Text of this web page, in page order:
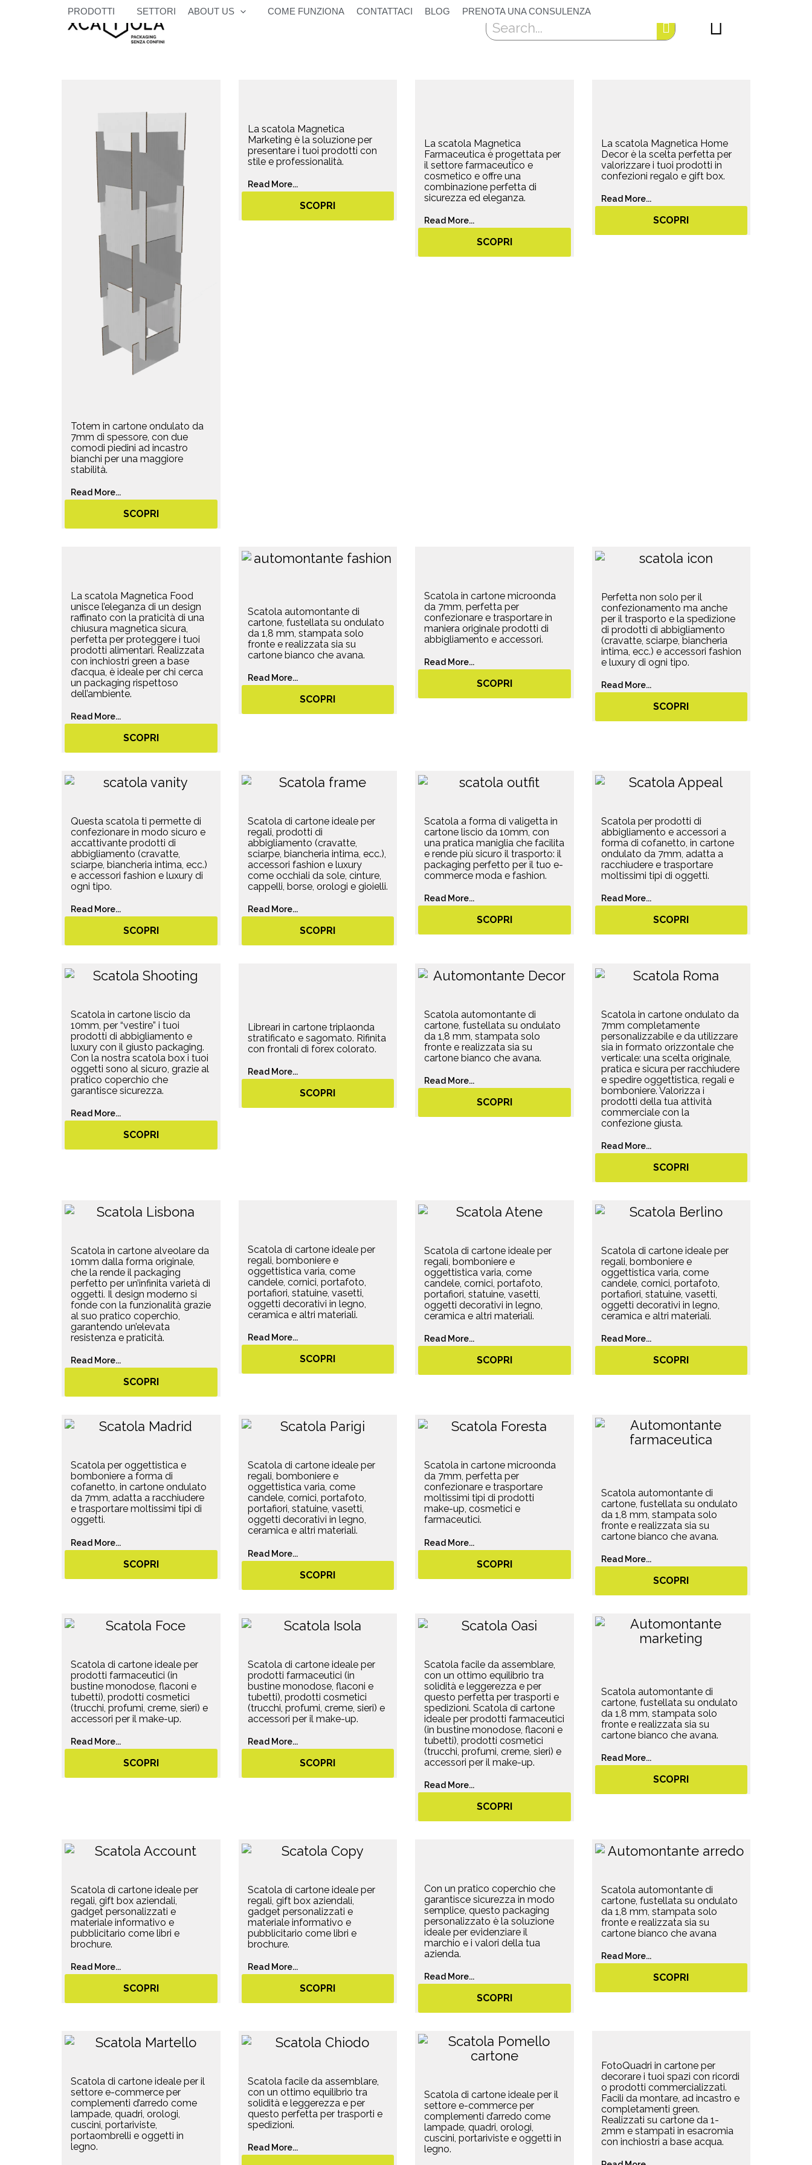
PRODOTTI SETTORI ABOUT US COME FUNZIONA CONTATTACI BLOG PRENOTA UNA CONSULENZA
Totem in cartone ondulato da
7mm di spessore, con due
comodi piedini ad incastro
bianchi per una maggiore
stabilità.
Read More...
SCOPRI
La scatola Magnetica
Marketing è la soluzione per
presentare i tuoi prodotti con
stile e professionalità.
Read More...
SCOPRI
La scatola Magnetica
Farmaceutica è progettata per
il settore farmaceutico e
cosmetico e offre una
combinazione perfetta di
sicurezza ed eleganza.
Read More...
SCOPRI
La scatola Magnetica Home
Decor è la scelta perfetta per
valorizzare i tuoi prodotti in
confezioni regalo e gift box.
Read More...
SCOPRI
La scatola Magnetica Food
unisce l’eleganza di un design
raffinato con la praticità di una
chiusura magnetica sicura,
perfetta per proteggere i tuoi
prodotti alimentari. Realizzata
con inchiostri green a base
d’acqua, è ideale per chi cerca
un packaging rispettoso
dell’ambiente.
Read More...
SCOPRI
Scatola automontante di
cartone, fustellata su ondulato
da 1,8 mm, stampata solo
fronte e realizzata sia su
cartone bianco che avana.
Read More...
SCOPRI
Scatola in cartone microonda
da 7mm, perfetta per
confezionare e trasportare in
maniera originale prodotti di
abbigliamento e accessori.
Read More...
SCOPRI
Perfetta non solo per il
confezionamento ma anche
per il trasporto e la spedizione
di prodotti di abbigliamento
(cravatte, sciarpe, biancheria
intima, ecc.) e accessori fashion
e luxury di ogni tipo.
Read More...
SCOPRI
Questa scatola ti permette di
confezionare in modo sicuro e
accattivante prodotti di
abbigliamento (cravatte,
sciarpe, biancheria intima, ecc.)
e accessori fashion e luxury di
ogni tipo.
Read More...
SCOPRI
Scatola di cartone ideale per
regali, prodotti di
abbigliamento (cravatte,
sciarpe, biancheria intima, ecc.),
accessori fashion e luxury
come occhiali da sole, cinture,
cappelli, borse, orologi e gioielli.
Read More...
SCOPRI
Scatola a forma di valigetta in
cartone liscio da 10mm, con
una pratica maniglia che facilita
e rende più sicuro il trasporto: il
packaging perfetto per il tuo e-
commerce moda e fashion.
Read More...
SCOPRI
Scatola per prodotti di
abbigliamento e accessori a
forma di cofanetto, in cartone
ondulato da 7mm, adatta a
racchiudere e trasportare
moltissimi tipi di oggetti.
Read More...
SCOPRI
Scatola in cartone liscio da
10mm, per “vestire” i tuoi
prodotti di abbigliamento e
luxury con il giusto packaging.
Con la nostra scatola box i tuoi
oggetti sono al sicuro, grazie al
pratico coperchio che
garantisce sicurezza.
Read More...
SCOPRI
Libreari in cartone triplaonda
stratificato e sagomato. Rifinita
con frontali di forex colorato.
Read More...
SCOPRI
Scatola automontante di
cartone, fustellata su ondulato
da 1,8 mm, stampata solo
fronte e realizzata sia su
cartone bianco che avana.
Read More...
SCOPRI
Scatola in cartone ondulato da
7mm completamente
personalizzabile e da utilizzare
sia in formato orizzontale che
verticale: una scelta originale,
pratica e sicura per racchiudere
e spedire oggettistica, regali e
bomboniere. Valorizza i
prodotti della tua attività
commerciale con la
confezione giusta.
Read More...
SCOPRI
Scatola in cartone alveolare da
10mm dalla forma originale,
che la rende il packaging
perfetto per un’infinita varietà di
oggetti. Il design moderno si
fonde con la funzionalità grazie
al suo pratico coperchio,
garantendo un’elevata
resistenza e praticità.
Read More...
SCOPRI
Scatola di cartone ideale per
regali, bomboniere e
oggettistica varia, come
candele, cornici, portafoto,
portafiori, statuine, vasetti,
oggetti decorativi in legno,
ceramica e altri materiali.
Read More...
SCOPRI
Scatola di cartone ideale per
regali, bomboniere e
oggettistica varia, come
candele, cornici, portafoto,
portafiori, statuine, vasetti,
oggetti decorativi in legno,
ceramica e altri materiali.
Read More...
SCOPRI
Scatola di cartone ideale per
regali, bomboniere e
oggettistica varia, come
candele, cornici, portafoto,
portafiori, statuine, vasetti,
oggetti decorativi in legno,
ceramica e altri materiali.
Read More...
SCOPRI
Scatola per oggettistica e
bomboniere a forma di
cofanetto, in cartone ondulato
da 7mm, adatta a racchiudere
e trasportare moltissimi tipi di
oggetti.
Read More...
SCOPRI
Scatola di cartone ideale per
regali, bomboniere e
oggettistica varia, come
candele, cornici, portafoto,
portafiori, statuine, vasetti,
oggetti decorativi in legno,
ceramica e altri materiali.
Read More...
SCOPRI
Scatola in cartone microonda
da 7mm, perfetta per
confezionare e trasportare
moltissimi tipi di prodotti
make-up, cosmetici e
farmaceutici.
Read More...
SCOPRI
Scatola automontante di
cartone, fustellata su ondulato
da 1,8 mm, stampata solo
fronte e realizzata sia su
cartone bianco che avana.
Read More...
SCOPRI
Scatola di cartone ideale per
prodotti farmaceutici (in
bustine monodose, flaconi e
tubetti), prodotti cosmetici
(trucchi, profumi, creme, sieri) e
accessori per il make-up.
Read More...
SCOPRI
Scatola di cartone ideale per
prodotti farmaceutici (in
bustine monodose, flaconi e
tubetti), prodotti cosmetici
(trucchi, profumi, creme, sieri) e
accessori per il make-up.
Read More...
SCOPRI
Scatola facile da assemblare,
con un ottimo equilibrio tra
solidità e leggerezza e per
questo perfetta per trasporti e
spedizioni. Scatola di cartone
ideale per prodotti farmaceutici
(in bustine monodose, flaconi e
tubetti), prodotti cosmetici
(trucchi, profumi, creme, sieri) e
accessori per il make-up.
Read More...
SCOPRI
Scatola automontante di
cartone, fustellata su ondulato
da 1,8 mm, stampata solo
fronte e realizzata sia su
cartone bianco che avana.
Read More...
SCOPRI
Scatola di cartone ideale per
regali, gift box aziendali,
gadget personalizzati e
materiale informativo e
pubblicitario come libri e
brochure.
Read More...
SCOPRI
Scatola di cartone ideale per
regali, gift box aziendali,
gadget personalizzati e
materiale informativo e
pubblicitario come libri e
brochure.
Read More...
SCOPRI
Con un pratico coperchio che
garantisce sicurezza in modo
semplice, questo packaging
personalizzato è la soluzione
ideale per evidenziare il
marchio e i valori della tua
azienda.
Read More...
SCOPRI
Scatola automontante di
cartone, fustellata su ondulato
da 1,8 mm, stampata solo
fronte e realizzata sia su
cartone bianco che avana
Read More...
SCOPRI
Scatola di cartone ideale per il
settore e-commerce per
complementi d’arredo come
lampade, quadri, orologi,
cuscini, portariviste,
portaombrelli e oggetti in
legno.
Scatola facile da assemblare,
con un ottimo equilibrio tra
solidità e leggerezza e per
questo perfetta per trasporti e
spedizioni.
Read More...
Scatola di cartone ideale per il
settore e-commerce per
complementi d’arredo come
lampade, quadri, orologi,
cuscini, portariviste e oggetti in
legno.
FotoQuadri in cartone per
decorare i tuoi spazi con ricordi
o prodotti commercializzati.
Facili da montare, ad incastro e
completamenti green.
Realizzati su cartone da 1-
2mm e stampati in esacromia
con inchiostri a base acqua.